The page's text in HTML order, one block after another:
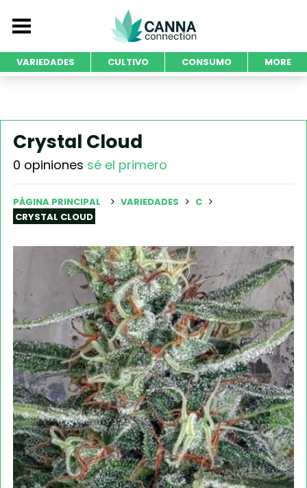
VARIEDADES CULTIVO CONSUMO MORE
Crystal Cloud
0 opiniones sé el primero
PÁGINA PRINCIPAL VARIEDADES
C
CRYSTAL CLOUD